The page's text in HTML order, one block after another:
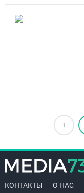
1
КОНТАКТЫ О НАС